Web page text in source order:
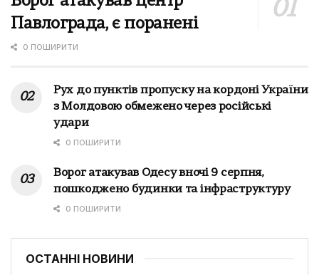
Павлограда, є поранені
0 ПОШИРИТИ
Рух до пунктів пропуску на кордоні України
з Молдовою обмежено через російські
удари
0 ПОШИРИТИ
Ворог атакував Одесу вночі 9 серпня,
пошкоджено будинки та інфраструктуру
0 ПОШИРИТИ
ОСТАННІ НОВИНИ